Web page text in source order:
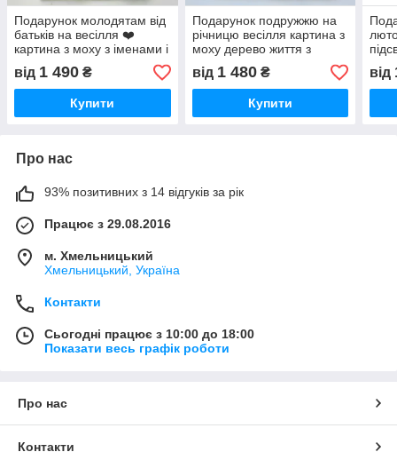
Подарунок молодятам від
батьків на весілля ❤️
картина з моху з іменами і
датою символ кохання
від 1 490 ₴
Купити
Подарунок подружжю на
річницю весілля картина з
моху дерево життя з
датою символічний декор
від 1 480₴
Купити
від
Про нас
93% позитивних з 14 відгуків за рік
Працює з 29.08.2016
м. Хмельницький
Хмельницький, Україна
Контакти
Сьогодні працює з 10:00 до 18:00
Показати весь графік роботи
Про нас
Контакти